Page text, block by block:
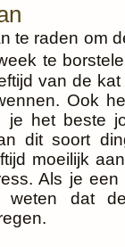
te raden om
te
van de
Ook
je het beste
dit soort
moeilijk
Als je een
dat